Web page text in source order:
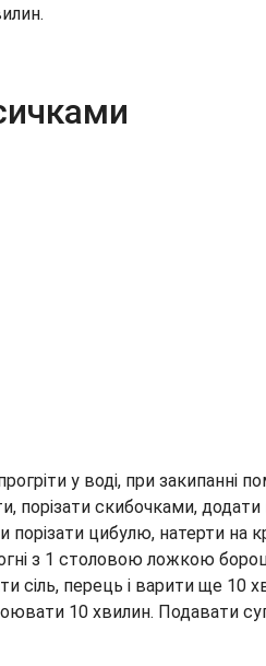
у воді, при закипанні
порізати скибочками,
цибулю, натерти на
з 1 столовою ложкою
сіль, перець і варити ще 10
10 хвилин. Подавати